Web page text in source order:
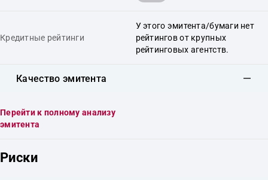
Кредитные рейтинги
У этого эмитента/бумаги нет
рейтингов от крупных
рейтинговых агентств.
Качество эмитента
Перейти к полному анализу
эмитента
Риски